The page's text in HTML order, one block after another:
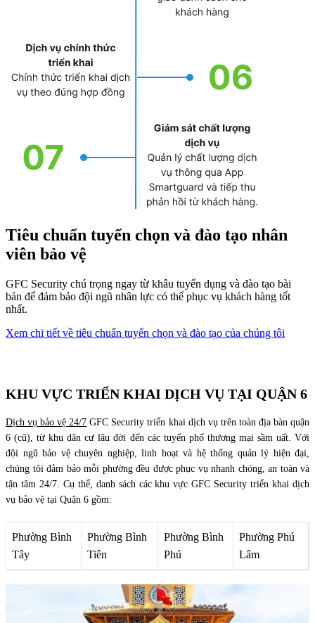
Tiêu chuẩn tuyển chọn và đào tạo nhân
viên bảo vệ
GFC Security chú trọng ngay từ khâu tuyển dụng và đào tạo bài
bản để đảm bảo đội ngũ nhân lực có thể phục vụ khách hàng tốt
nhất.
Xem chi tiết về tiêu chuẩn tuyển chọn và đào tạo của chúng tôi
KHU VỰC TRIỂN KHAI DỊCH VỤ TẠI QUẬN 6
Dịch vụ bảo vệ 24/7 GFC Security triển khai dịch vụ trên toàn địa bàn quận
6 (cũ), từ khu dân cư lâu đời đến các tuyến phố thương mại sầm uất. Với
đội ngũ bảo vệ chuyên nghiệp, linh hoạt và hệ thống quản lý hiện đại,
chúng tôi đảm bảo mỗi phường đều được phục vụ nhanh chóng, an toàn và
tận tâm 24/7. Cụ thể, danh sách các khu vực GFC Security triển khai dịch
vụ bảo vệ tại Quận 6 gồm:
Phường Bình
Tây
Phường Bình
Tiên
Phường Bình
Phú
Phường Phú
Lâm